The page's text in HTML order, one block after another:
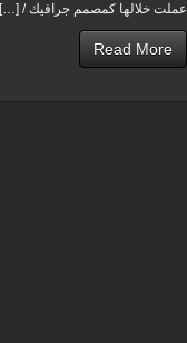
عملت خلالها كمصمم جرافيك / […]
Read More